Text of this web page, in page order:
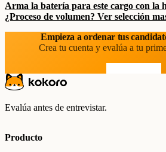
Arma la batería para este cargo con la
¿Proceso de volumen? Ver selección
Empieza a ordenar tus
Crea tu cuenta y evalúa a tu
Evalúa antes de entrevistar.
Producto